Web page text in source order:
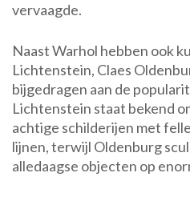
vervaagde.
Naast Warhol hebben ook
Lichtenstein, Claes
bijgedragen aan de
Lichtenstein staat bekend
achtige schilderijen met
lijnen, terwijl Oldenburg
alledaagse objecten op